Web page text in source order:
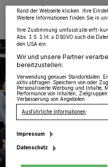
Rand der Webseite klicken. Ihre
Weitere Informationen finden Sie in
Ihre Zustimmung umfasst alle erft-
Abs. 1 S. 1 lit. a DSGVO auch die
den USA ein.
Wir und unsere Partner
bereitzustellen:
Verwendung genauer Standortdaten.
aktiv abfragen. Speichern von oder
Personalisierte Werbung und Inhalte,
Performance von Inhalten,
Verbesserung von Angeboten.
Ausführliche Informationen
Impressum
Datenschutz